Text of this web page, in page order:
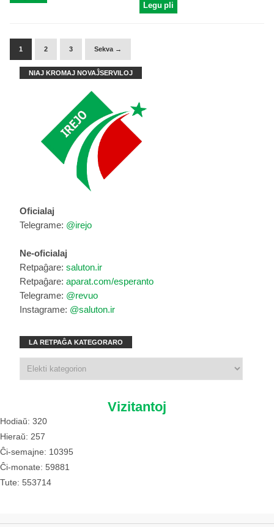
Legu pli
1 2 3 Sekva →
NIAJ KROMAJ NOVAĴSERVILOJ
Oficialaj
Telegrame: @irejo
Ne-oficialaj
Retpaĝare: saluton.ir
Retpaĝare: aparat.com/esperanto
Telegrame: @revuo
Instagrame: @saluton.ir
LA RETPAĜA KATEGORARO
Vizitantoj
Hodiaŭ: 320
Hieraŭ: 257
Ĉi-semajne: 10395
Ĉi-monate: 59881
Tute: 553714